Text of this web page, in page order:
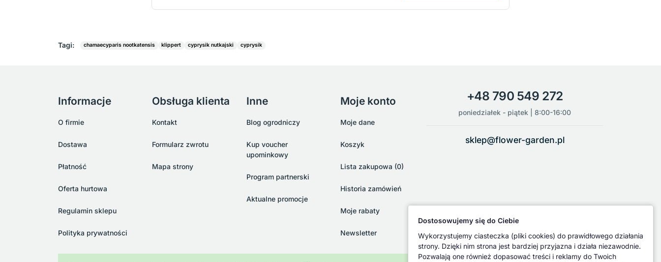
Tagi: chamaecyparis nootkatensis klippert cyprysik nutkajski cyprysik
Informacje
O firmie
Dostawa
Płatność
Oferta hurtowa
Regulamin sklepu
Polityka prywatności
Obsługa klienta
Kontakt
Formularz zwrotu
Mapa strony
Inne
Blog ogrodniczy
Kup voucher
upominkowy
Program partnerski
Aktualne promocje
Moje konto
Moje dane
Koszyk
Lista zakupowa (0)
Historia zamówień
Moje rabaty
Newsletter
+48 790 549 272
poniedziałek - piątek | 8:00-16:00
sklep@flower-garden.pl
Dostosowujemy się do Ciebie
Wykorzystujemy ciasteczka (pliki cookies) do prawidłowego działania
strony. Dzięki nim strona jest bardziej przyjazna i działa niezawodnie.
Pozwalają one również dopasować treści i reklamy do Twoich